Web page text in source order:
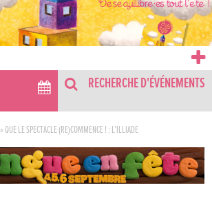
RECHERCHE D'ÉVÉNEMENTS
»QUE LE SPECTACLE (RE)COMMENCE ! : L’ILLIADE